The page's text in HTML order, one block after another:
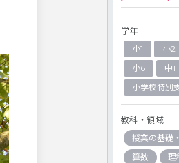
学年
小1
小2
小6
中1
小学校特別
教科・領域
授業の基礎
算数
理